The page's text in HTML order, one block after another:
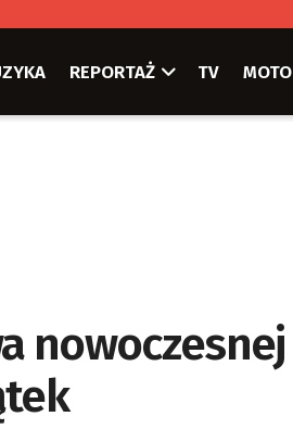
REPORTAŻ TV MOTO
nowoczesnej